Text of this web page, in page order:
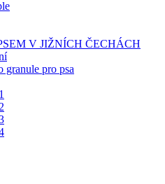
V JIŽNÍCH ČECHÁCH
granule pro psa